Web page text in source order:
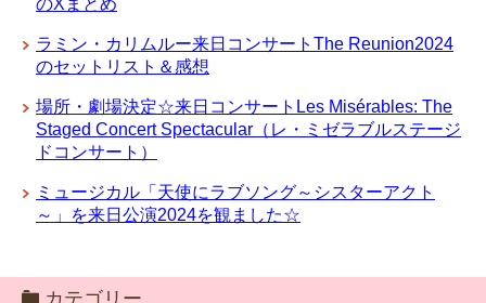
のXまとめ
ラミン・カリムルー来日コンサートThe Reunion2024
のセットリスト＆感想
場所・劇場決定☆来日コンサートLes Misérables: The
Staged Concert Spectacular（レ・ミゼラブルステージ
ドコンサート）
ミュージカル「天使にラブソング～シスターアクト
～」を来日公演2024を観ました☆
カテゴリー